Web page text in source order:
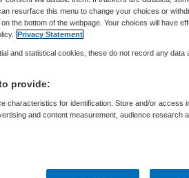
2024,15:12 869 keer gelezen
en andere voertuigen voor
moeten strenger, zo vindt
resurface this menu to change your choices or
the bottom of the webpage. Your choices will have
Privacy Statement
and statistical cookies, these do not record any data
provide:
characteristics for identification. Store and/or access
and content measurement, audience research